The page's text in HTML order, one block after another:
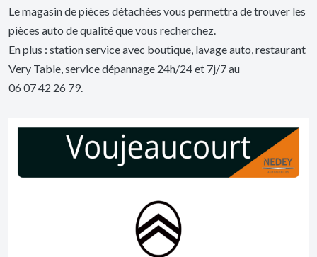
Le magasin de pièces détachées vous permettra de trouver les
pièces auto de qualité que vous recherchez.
En plus : station service avec boutique, lavage auto, restaurant
Very Table, service dépannage 24h/24 et 7j/7 au
06 07 42 26 79.